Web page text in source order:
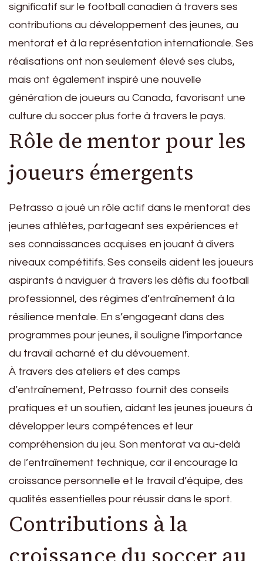
significatif sur le football canadien à travers ses
contributions au développement des jeunes, au
mentorat et à la représentation internationale. Ses
réalisations ont non seulement élevé ses clubs,
mais ont également inspiré une nouvelle
génération de joueurs au Canada, favorisant une
culture du soccer plus forte à travers le pays.
Rôle de mentor pour les
joueurs émergents
Petrasso a joué un rôle actif dans le mentorat des
jeunes athlètes, partageant ses expériences et
ses connaissances acquises en jouant à divers
niveaux compétitifs. Ses conseils aident les joueurs
aspirants à naviguer à travers les défis du football
professionnel, des régimes d’entraînement à la
résilience mentale. En s’engageant dans des
programmes pour jeunes, il souligne l’importance
du travail acharné et du dévouement.
À travers des ateliers et des camps
d’entraînement, Petrasso fournit des conseils
pratiques et un soutien, aidant les jeunes joueurs à
développer leurs compétences et leur
compréhension du jeu. Son mentorat va au-delà
de l’entraînement technique, car il encourage la
croissance personnelle et le travail d’équipe, des
qualités essentielles pour réussir dans le sport.
Contributions à la